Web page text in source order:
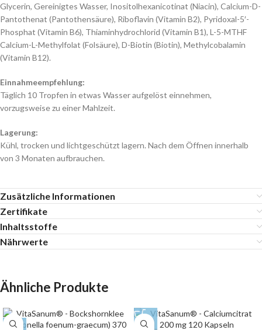
Glycerin, Gereinigtes Wasser, Inositolhexanicotinat (Niacin), Calcium-D-
Pantothenat (Pantothensäure), Riboflavin (Vitamin B2), Pyridoxal-5′-
Phosphat (Vitamin B6), Thiaminhydrochlorid (Vitamin B1), L-5-MTHF
Calcium-L-Methylfolat (Folsäure), D-Biotin (Biotin), Methylcobalamin
(Vitamin B12).
Einnahmeempfehlung:
Täglich 10 Tropfen in etwas Wasser aufgelöst einnehmen,
vorzugsweise zu einer Mahlzeit.
Lagerung:
Kühl, trocken und lichtgeschützt lagern. Nach dem Öffnen innerhalb
von 3 Monaten aufbrauchen.
Zusätzliche Informationen
Zertifikate
Inhaltsstoffe
Nährwerte
Ähnliche Produkte